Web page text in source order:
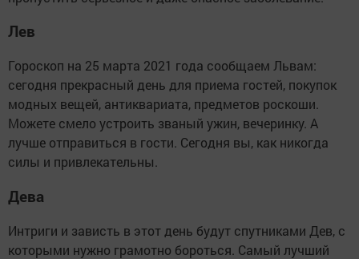
Лев
Гороскоп на 25 марта 2021 года сообщаем Львам:
сегодня прекрасный день для приема гостей, покупок
модных вещей, антиквариата, предметов роскоши.
Можете смело устроить званый ужин, вечеринку. А
лучше отправиться в гости. Сегодня вы, как никогда
силы и привлекательны.
Дева
Интриги и зависть в этот день будут спутниками Дев, с
которыми нужно грамотно бороться. Самый лучший